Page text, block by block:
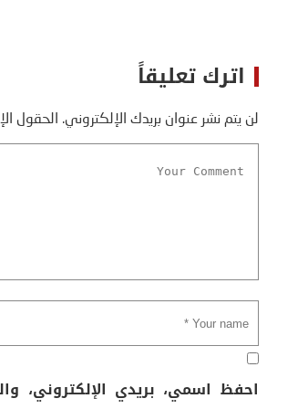
اترك تعليقاً
لن يتم نشر عنوان بريدك الإلكتروني. الحقول
احفظ اسمي، بريدي الإلكتروني،